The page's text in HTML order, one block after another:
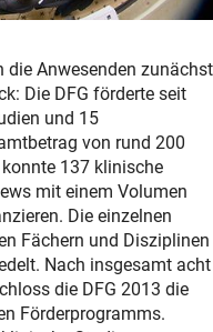
die Anwesenden zunächst
Die DFG förderte seit
und 15
von rund 200
137 klinische
mit einem Volumen
Die einzelnen
Fächern und Disziplinen
Nach insgesamt acht
die DFG 2013 die
Förderprogramms.